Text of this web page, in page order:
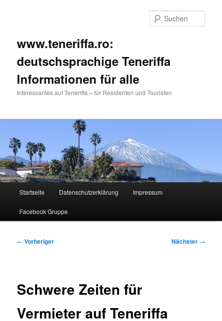
www.teneriffa.ro:
deutschsprachige Teneriffa
Informationen für alle
Interessantes auf Teneriffa – für Residenten und Touristen
Zum
primären
Startseite Datenschutzerklärung Impressum
Facebook Gruppe
Beitragsnavigation
← Vorheriger Nächster →
Schwere Zeiten für
Vermieter auf Teneriffa